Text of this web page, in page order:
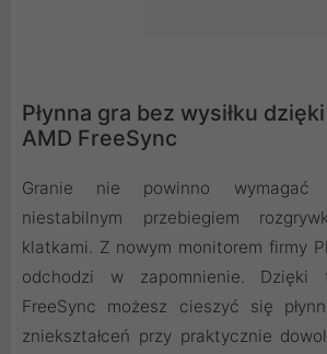
Płynna gra bez wysiłku
AMD FreeSync
Granie nie powinno wymagać
niestabilnym przebiegiem
klatkami. Z nowym monitorem firmy
odchodzi w zapomnienie. Dzięki
FreeSync możesz cieszyć się
zniekształceń przy praktycznie